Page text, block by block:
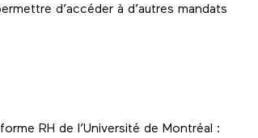
d’accéder à d’autres mandats
RH de l’Université de Montréal :